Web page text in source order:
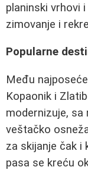
planinski vrhovi
zimovanje i
Popularne
Među
Kopaonik i
modernizuje,
veštačko
za skijanje čak i
pasa se kreću